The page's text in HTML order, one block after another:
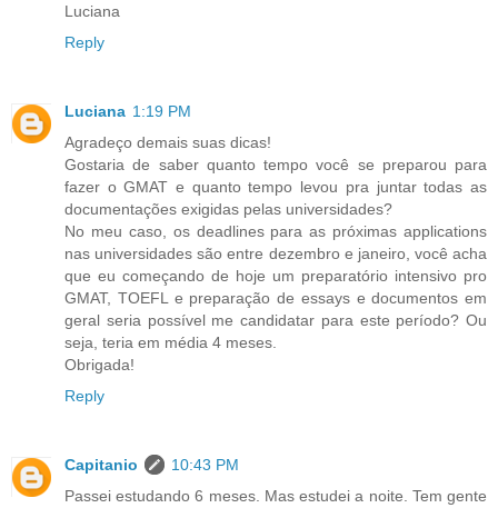
Luciana
Reply
Luciana 1:19 PM
Agradeço demais suas dicas!
Gostaria de saber quanto tempo você se preparou para
fazer o GMAT e quanto tempo levou pra juntar todas as
documentações exigidas pelas universidades?
No meu caso, os deadlines para as próximas applications
nas universidades são entre dezembro e janeiro, você acha
que eu começando de hoje um preparatório intensivo pro
GMAT, TOEFL e preparação de essays e documentos em
geral seria possível me candidatar para este período? Ou
seja, teria em média 4 meses.
Obrigada!
Reply
Capitanio
10:43 PM
Passei estudando 6 meses. Mas estudei a noite. Tem gente